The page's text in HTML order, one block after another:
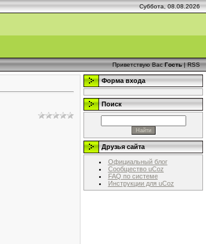
Суббота, 08.08.2026
Приветствую Вас Гость|RSS
Форма входа
Поиск
Друзья сайта
Официальный блог
Сообщество uCoz
FAQ по системе
Инструкции для uCoz